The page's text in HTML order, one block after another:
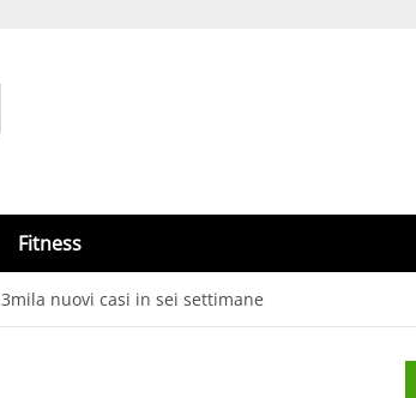
Fitness
nuovi casi in sei settimane